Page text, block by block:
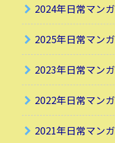
2024年日常マンガ
2025年日常マンガ
2023年日常マンガ
2022年日常マンガ
2021年日常マンガ